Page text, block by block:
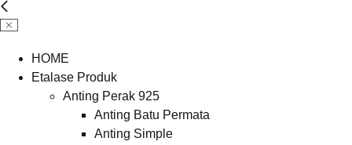
HOME
Etalase Produk
Anting Perak 925
Anting Batu Permata
Anting Simple